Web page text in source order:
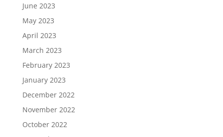
June 2023
May 2023
April 2023
March 2023
February 2023
January 2023
December 2022
November 2022
October 2022